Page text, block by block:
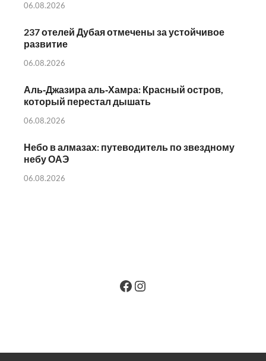
06.08.2026
237 отелей Дубая отмечены за устойчивое
развитие
06.08.2026
Аль‑Джазира аль‑Хамра: Красный остров,
который перестал дышать
06.08.2026
Небо в алмазах: путеводитель по звездному
небу ОАЭ
06.08.2026